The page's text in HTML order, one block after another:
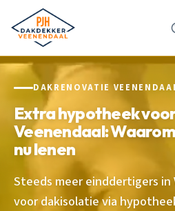
DAKRENOVATIE
Extra hypotheek
Veenendaal:
nu lenen
Steeds meer einddertigers in
voor dakisolatie via